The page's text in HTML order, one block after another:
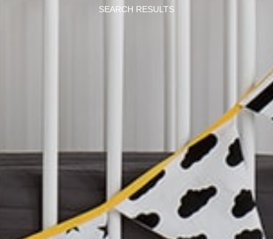
SEARCH RESULTS